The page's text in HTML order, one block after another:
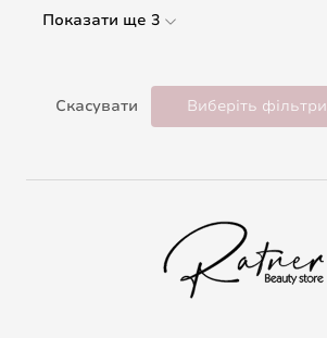
Показати ще 3
Скасувати Виберіть фільтри